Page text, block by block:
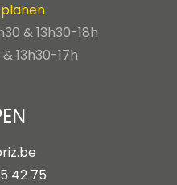
& 13h30-18h
13h30-17h
42 75